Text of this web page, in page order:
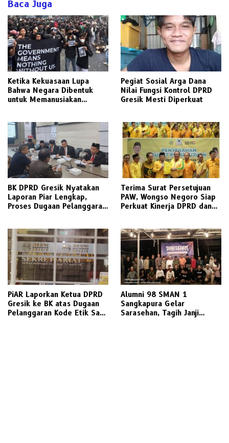
Baca Juga
Ketika Kekuasaan Lupa
Bahwa Negara Dibentuk
untuk Memanusiakan
Pegiat Sosial Arga Dana
Nilai Fungsi Kontrol DPRD
Gresik Mesti Diperkuat
BK DPRD Gresik Nyatakan
Laporan Piar Lengkap,
Proses Dugaan Pelanggaran
Terima Surat Persetujuan
PAW, Wongso Negoro Siap
Perkuat Kinerja DPRD dan
PiAR Laporkan Ketua DPRD
Gresik ke BK atas Dugaan
Pelanggaran Kode Etik Saat
Alumni 98 SMAN 1
Sangkapura Gelar
Sarasehan, Tagih Janji